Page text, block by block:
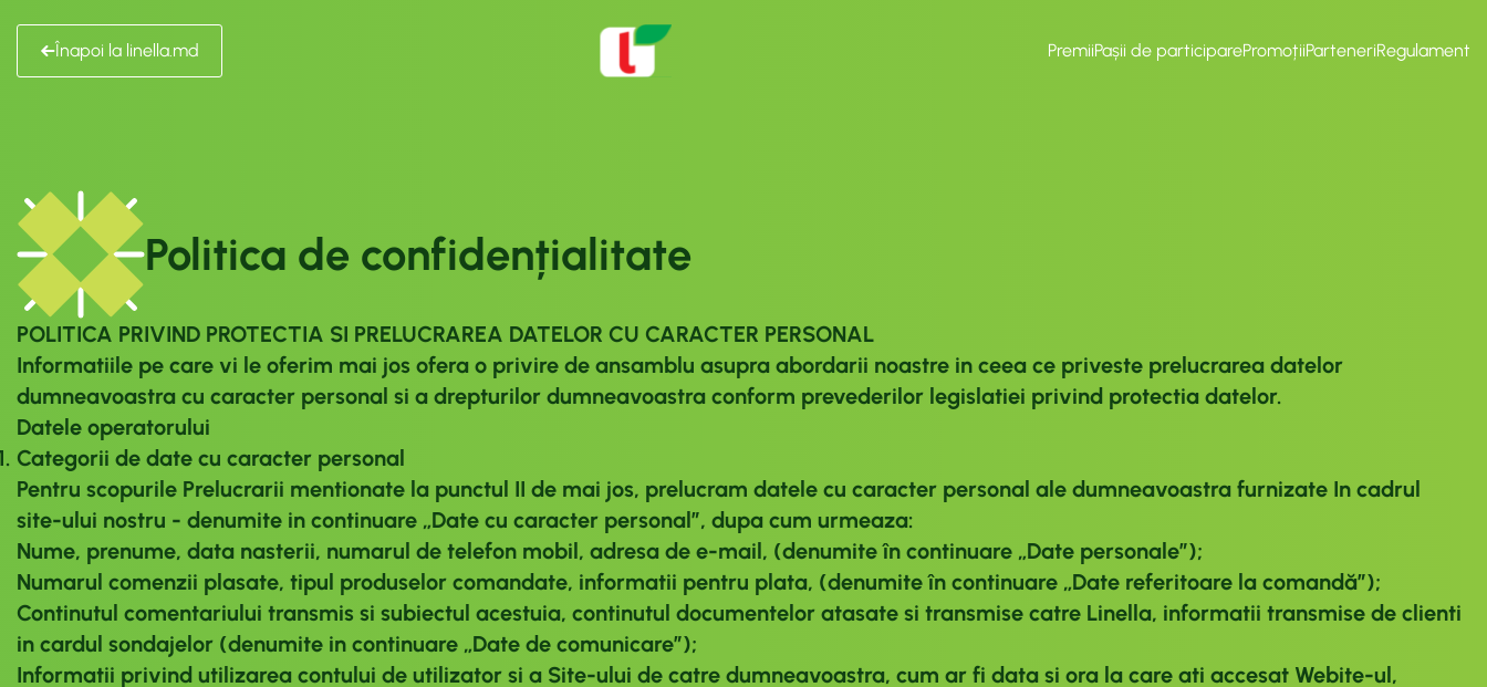
Înapoi la linella.md PremiiPașii de participarePromoțiiParteneriRegulament
Politica de confidențialitate
POLITICA PRIVIND PROTECTIA SI PRELUCRAREA DATELOR CU CARACTER PERSONAL
Informatiile pe care vi le oferim mai jos ofera o privire de ansamblu asupra abordarii noastre in ceea ce priveste prelucrarea datelor
dumneavoastra cu caracter personal si a drepturilor dumneavoastra conform prevederilor legislatiei privind protectia datelor.
Datele operatorului
Categorii de date cu caracter personal
Pentru scopurile Prelucrarii mentionate la punctul II de mai jos, prelucram datele cu caracter personal ale dumneavoastra furnizate In cadrul
site-ului nostru - denumite in continuare „Date cu caracter personal”, dupa cum urmeaza:
Nume, prenume, data nasterii, numarul de telefon mobil, adresa de e-mail, (denumite în continuare „Date personale”);
Numarul comenzii plasate, tipul produselor comandate, informatii pentru plata, (denumite în continuare „Date referitoare la comandă”);
Continutul comentariului transmis si subiectul acestuia, continutul documentelor atasate si transmise catre Linella, informatii transmise de clienti
in cardul sondajelor (denumite in continuare „Date de comunicare”);
Informatii privind utilizarea contului de utilizator si a Site-ului de catre dumneavoastra, cum ar fi data si ora la care ati accesat Webite-ul,